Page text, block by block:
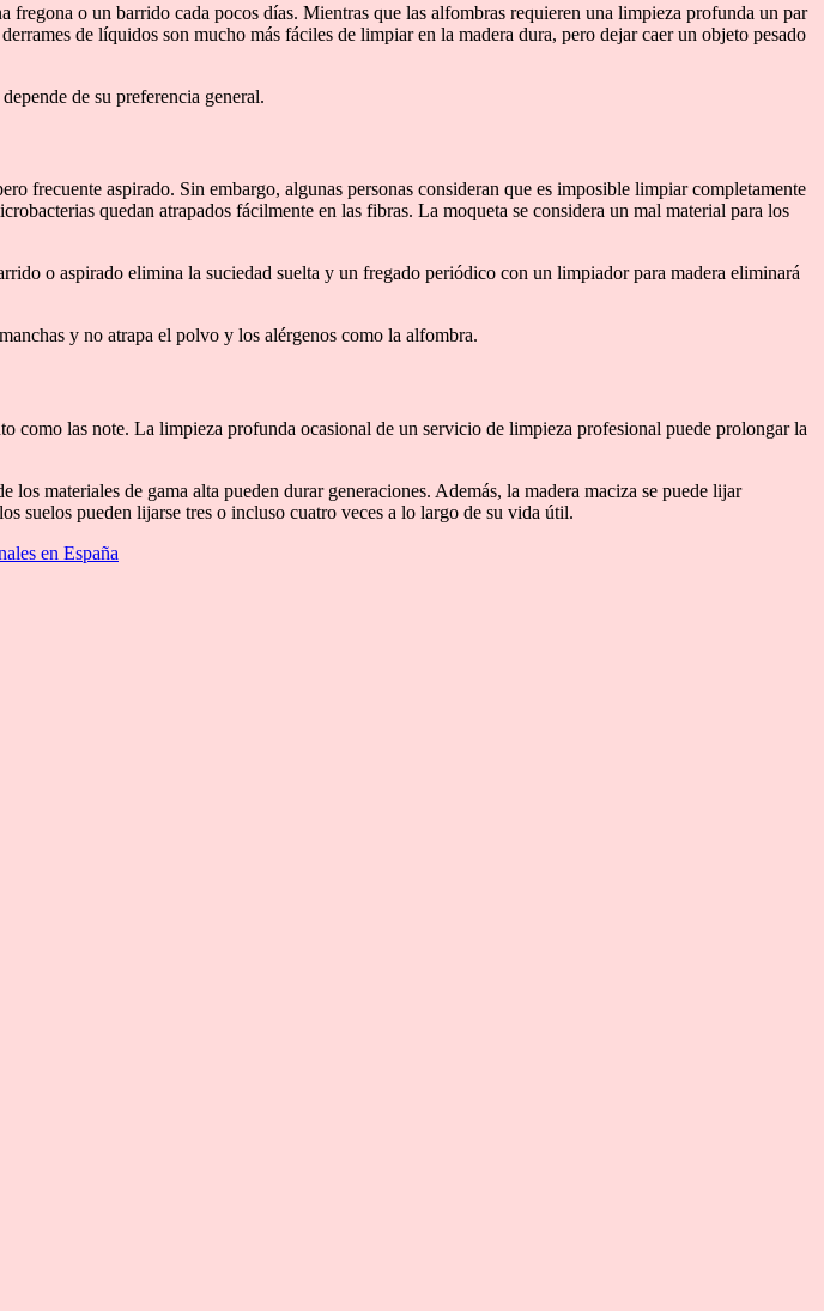
o un barrido cada pocos días. Mientras que las alfombras requieren una limpieza profunda un par
de líquidos son mucho más fáciles de limpiar en la madera dura, pero dejar caer un objeto pesado
de su preferencia general.
frecuente aspirado. Sin embargo, algunas personas consideran que es imposible limpiar completamente
quedan atrapados fácilmente en las fibras. La moqueta se considera un mal material para los
o aspirado elimina la suciedad suelta y un fregado periódico con un limpiador para madera eliminará
y no atrapa el polvo y los alérgenos como la alfombra.
las note. La limpieza profunda ocasional de un servicio de limpieza profesional puede prolongar la
materiales de gama alta pueden durar generaciones. Además, la madera maciza se puede lijar
suelos pueden lijarse tres o incluso cuatro veces a lo largo de su vida útil.
en España